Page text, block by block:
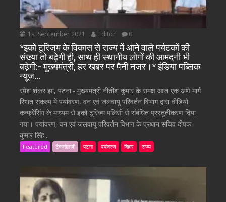
1st September 2021 Editor 0
*इको टूरिजम के विकास से राज्य में आने वाले पर्यटकों की
संख्या तो बढ़ेगी ही, साथ ही स्थानीय लोगों की आमदनी भी
बढ़ेगी:- मुख्यमंत्री, हर खबर पर पैनी नजर।* इंडिया पब्लिक
न्यूज…
रमेश शंकर झा, पटना:- मुख्यमंत्री नीतीश कुमार के समक्ष आज एक अणे मार्ग
स्थित संकल्प में पर्यावरण, वन एवं जलवायु परिवर्तन विभाग द्वारा वीडियो
कन्फ्रेंसिंग के माध्यम से इको टूरिज्म पलिसी से संबंधित प्रस्तुतीकरण दिया
गया। पर्यावरण, वन एवं जलवायु परिवर्तन विभाग के प्रधान सचिव दीपक
कुमार सिंह...
Featured टैकनोलजी पटना पर्यावरण बिहार राज्य